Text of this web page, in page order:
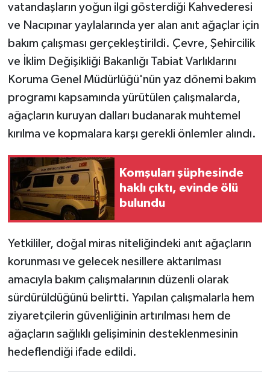
vatandaşların yoğun ilgi gösterdiği Kahvederesi
ve Nacıpınar yaylalarında yer alan anıt ağaçlar için
bakım çalışması gerçekleştirildi. Çevre, Şehircilik
ve İklim Değişikliği Bakanlığı Tabiat Varlıklarını
Koruma Genel Müdürlüğü'nün yaz dönemi bakım
programı kapsamında yürütülen çalışmalarda,
ağaçların kuruyan dalları budanarak muhtemel
kırılma ve kopmalara karşı gerekli önlemler alındı.
Komşuları şüphesinde
haklı çıktı, evinde ölü
bulundu
Yetkililer, doğal miras niteliğindeki anıt ağaçların
korunması ve gelecek nesillere aktarılması
amacıyla bakım çalışmalarının düzenli olarak
sürdürüldüğünü belirtti. Yapılan çalışmalarla hem
ziyaretçilerin güvenliğinin artırılması hem de
ağaçların sağlıklı gelişiminin desteklenmesinin
hedeflendiği ifade edildi.